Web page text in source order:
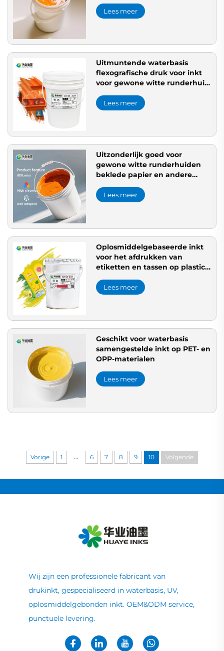
waterbasis inkt toepasbaar.
Lees meer
Uitmuntende waterbasis
flexografische druk voor inkt
voor gewone witte runderhuid
materialen
Lees meer
Uitzonderlijk goed voor
gewone witte runderhuiden
beklede papier en andere
drukinkt
Lees meer
Oplosmiddelgebaseerde inkt
voor het afdrukken van
etiketten en tassen op plastic
verpakkingmateriaal
Lees meer
Geschikt voor waterbasis
samengestelde inkt op PET- en
OPP-materialen
Lees meer
Vorige 1 6 7 8 9 10 Volgende
Wij zijn een professionele fabricant van
drukinkt, gespecialiseerd in waterbasis, UV,
oplosmiddelgebonden inkt. OEM&ODM service,
punctuele levering.